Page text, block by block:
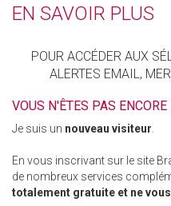
EN SAVOIR PLUS
POUR ACCÉDER AUX
ALERTES EMAIL,
VOUS N'ÊTES PAS
Je suis un nouveau visiteur.
En vous inscrivant sur le site
de nombreux services
totalement gratuite et ne